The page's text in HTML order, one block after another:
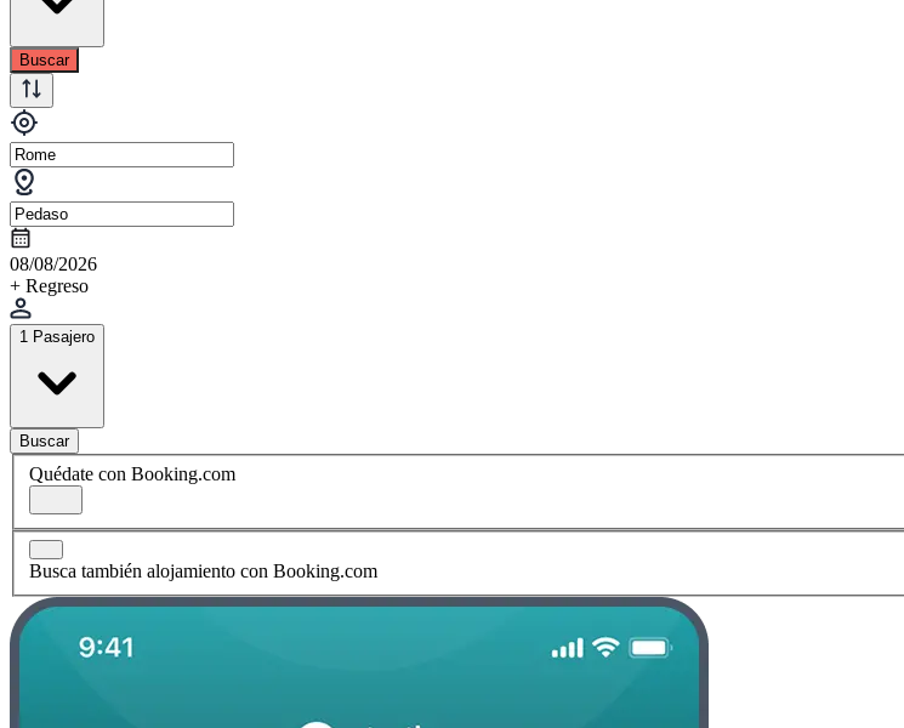
Buscar
08/08/2026
+ Regreso
1 Pasajero
Buscar
Quédate con Booking.com
Busca también alojamiento con Booking.com